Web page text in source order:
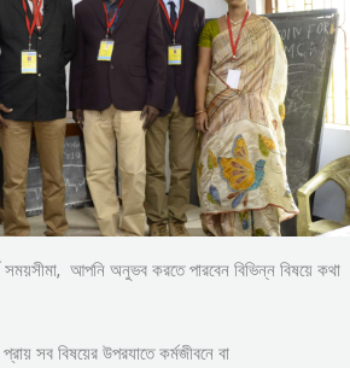
আপনি অনুভব করতে পারবেন বিভিন্ন বিষয়ে কথা
সব বিষয়ের উপরযাতে কর্মজীবনে বা